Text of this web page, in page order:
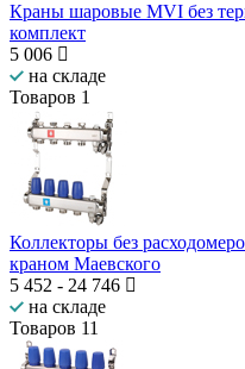
Краны шаровые MVI без
комплект
5 006
на складе
Товаров 1
Коллекторы без
краном Маевского
5 452 - 24 746
на складе
Товаров 11